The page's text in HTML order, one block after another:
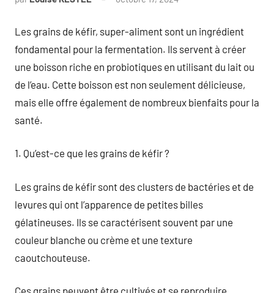
Les grains de kéfir, super-aliment sont un ingrédient
fondamental pour la fermentation. Ils servent à créer
une boisson riche en probiotiques en utilisant du lait ou
de l’eau. Cette boisson est non seulement délicieuse,
mais elle offre également de nombreux bienfaits pour la
santé.
1. Qu’est-ce que les grains de kéfir ?
Les grains de kéfir sont des clusters de bactéries et de
levures qui ont l’apparence de petites billes
gélatineuses. Ils se caractérisent souvent par une
couleur blanche ou crème et une texture
caoutchouteuse.
Ces grains peuvent être cultivés et se reproduire